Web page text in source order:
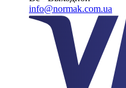
info@normak.com.ua